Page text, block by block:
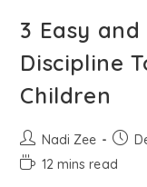
3 Easy
Discipline
Children
Nadi Zee
12 mins read